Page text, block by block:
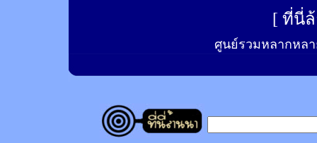
[ ที่นี่
ศูนย์รวมหลากหลา